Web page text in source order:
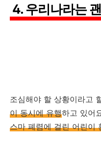
4. 우리나라는
조심해야 할 상황이라고
이 동시에 유행하고 있어
스마 폐렴에 걸린 어린이